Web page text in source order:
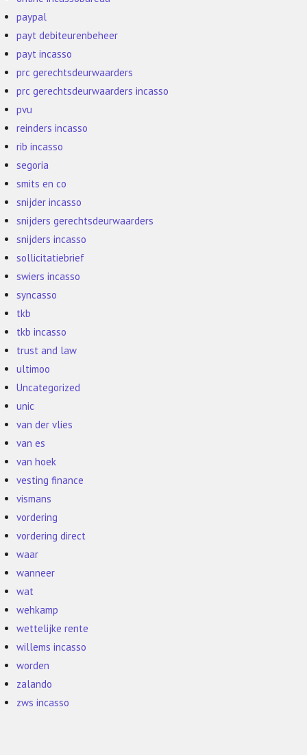
paypal
payt debiteurenbeheer
payt incasso
prc gerechtsdeurwaarders
prc gerechtsdeurwaarders incasso
pvu
reinders incasso
rib incasso
segoria
smits en co
snijder incasso
snijders gerechtsdeurwaarders
snijders incasso
sollicitatiebrief
swiers incasso
syncasso
tkb
tkb incasso
trust and law
ultimoo
Uncategorized
unic
van der vlies
van es
van hoek
vesting finance
vismans
vordering
vordering direct
waar
wanneer
wat
wehkamp
wettelijke rente
willems incasso
worden
zalando
zws incasso